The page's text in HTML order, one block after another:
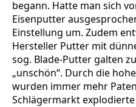
begann. Hatte man sich
Eisenputter
Einstellung um. Zudem
Hersteller Putter mit
sog. Blade-Putter galten
„unschön“. Durch die
wurden immer mehr
Schlägermarkt